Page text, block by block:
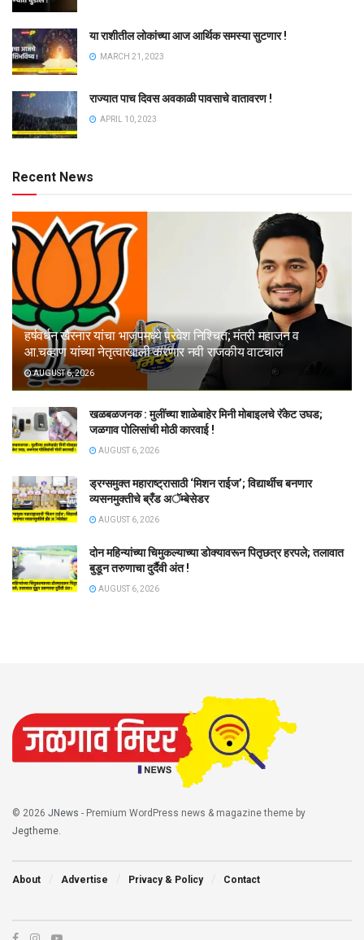
या राशीतील लोकांच्या आज आर्थिक समस्या सुटणार !
MARCH 21, 2023
राज्यात पाच दिवस अवकाळी पावसाचे वातावरण !
APRIL 10, 2023
Recent News
हर्षवर्धन खैरनार यांचा भाजपमध्ये प्रवेश निश्चित; मंत्री महाजन व
आ.चव्हाण यांच्या नेतृत्वाखाली करणार नवी राजकीय वाटचाल
AUGUST 6, 2026
खळबळजनक : मुलींच्या शाळेबाहेर मिनी मोबाइलचे रॅकेट उघड;
जळगाव पोलिसांची मोठी कारवाई !
AUGUST 6, 2026
ड्रग्समुक्त महाराष्ट्रासाठी ‘मिशन राईज’; विद्यार्थीच बनणार
व्यसनमुक्तीचे ब्रँड अॅम्बेसेडर
AUGUST 6, 2026
दोन महिन्यांच्या चिमुकल्याच्या डोक्यावरून पितृछत्र हरपले; तलावात
बुडून तरुणाचा दुर्दैवी अंत !
AUGUST 6, 2026
© 2026 JNews - Premium WordPress news & magazine theme by
Jegtheme
About Advertise Privacy & Policy Contact